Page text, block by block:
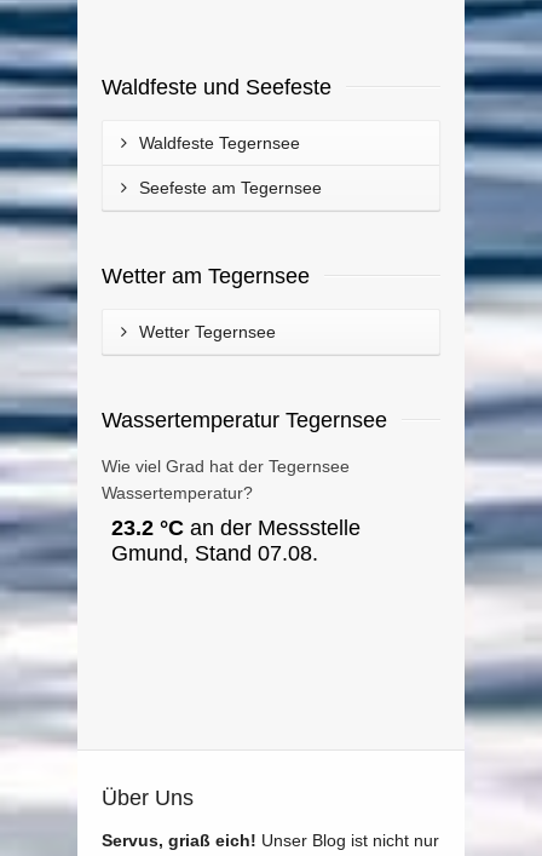
Waldfeste und Seefeste
Waldfeste Tegernsee
Seefeste am Tegernsee
Wetter am Tegernsee
Wetter Tegernsee
Wassertemperatur Tegernsee
Wie viel Grad hat der Tegernsee
Wassertemperatur?
Über Uns
Servus, griaß eich! Unser Blog ist nicht nur